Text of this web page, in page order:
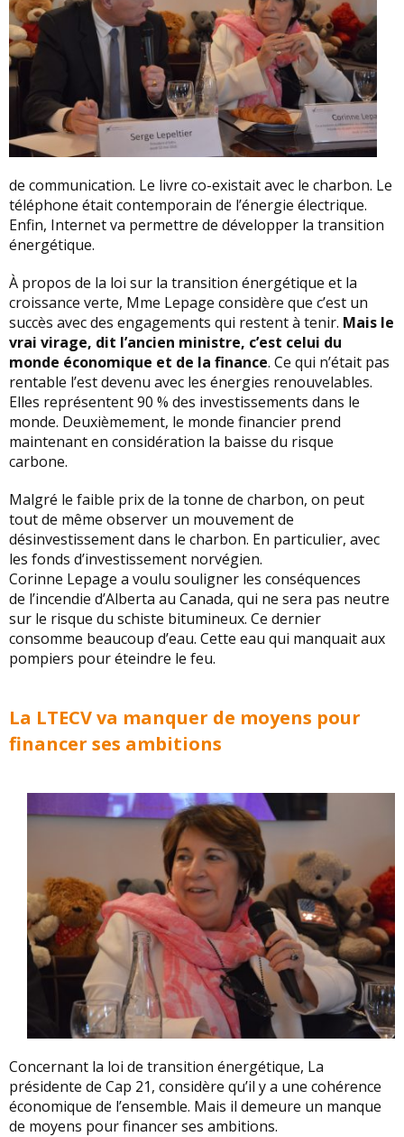
de communication. Le livre co-existait avec le charbon. Le
téléphone était contemporain de l’énergie électrique.
Enfin, Internet va permettre de développer la transition
énergétique.
À propos de la loi sur la transition énergétique et la
croissance verte, Mme Lepage considère que c’est un
succès avec des engagements qui restent à tenir. Mais le
vrai virage, dit l’ancien ministre, c’est celui du
monde économique et de la finance. Ce qui n’était pas
rentable l’est devenu avec les énergies renouvelables.
Elles représentent 90 % des investissements dans le
monde. Deuxièmement, le monde financier prend
maintenant en considération la baisse du risque
carbone.
Malgré le faible prix de la tonne de charbon, on peut
tout de même observer un mouvement de
désinvestissement dans le charbon. En particulier, avec
les fonds d’investissement norvégien.
Corinne Lepage a voulu souligner les conséquences
de l’incendie d’Alberta au Canada, qui ne sera pas neutre
sur le risque du schiste bitumineux. Ce dernier
consomme beaucoup d’eau. Cette eau qui manquait aux
pompiers pour éteindre le feu.
La LTECV va manquer de moyens pour
financer ses ambitions
Concernant la loi de transition énergétique, La
présidente de Cap 21, considère qu’il y a une cohérence
économique de l’ensemble. Mais il demeure un manque
de moyens pour financer ses ambitions.